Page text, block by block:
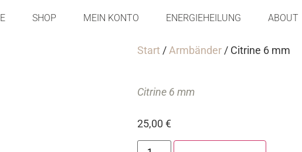
SHOP MEIN KONTO ENERGIEHEILUNG ABOUT
Start /Armbänder/ Citrine 6 mm
Citrine 6 mm
25,00 €